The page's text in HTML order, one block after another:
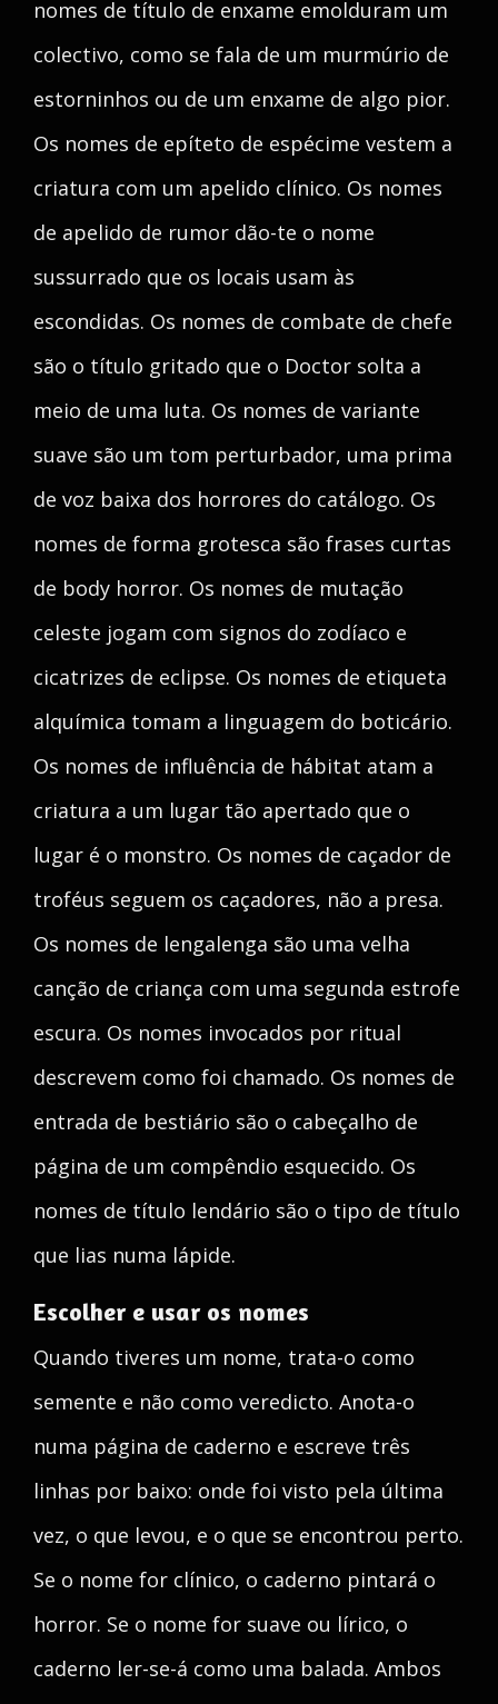
nomes de título de enxame emolduram um
colectivo, como se fala de um murmúrio de
estorninhos ou de um enxame de algo pior.
Os nomes de epíteto de espécime vestem a
criatura com um apelido clínico. Os nomes
de apelido de rumor dão-te o nome
sussurrado que os locais usam às
escondidas. Os nomes de combate de chefe
são o título gritado que o Doctor solta a
meio de uma luta. Os nomes de variante
suave são um tom perturbador, uma prima
de voz baixa dos horrores do catálogo. Os
nomes de forma grotesca são frases curtas
de body horror. Os nomes de mutação
celeste jogam com signos do zodíaco e
cicatrizes de eclipse. Os nomes de etiqueta
alquímica tomam a linguagem do boticário.
Os nomes de influência de hábitat atam a
criatura a um lugar tão apertado que o
lugar é o monstro. Os nomes de caçador de
troféus seguem os caçadores, não a presa.
Os nomes de lengalenga são uma velha
canção de criança com uma segunda estrofe
escura. Os nomes invocados por ritual
descrevem como foi chamado. Os nomes de
entrada de bestiário são o cabeçalho de
página de um compêndio esquecido. Os
nomes de título lendário são o tipo de título
que lias numa lápide.
Escolher e usar os nomes
Quando tiveres um nome, trata-o como
semente e não como veredicto. Anota-o
numa página de caderno e escreve três
linhas por baixo: onde foi visto pela última
vez, o que levou, e o que se encontrou perto.
Se o nome for clínico, o caderno pintará o
horror. Se o nome for suave ou lírico, o
caderno ler-se-á como uma balada. Ambos